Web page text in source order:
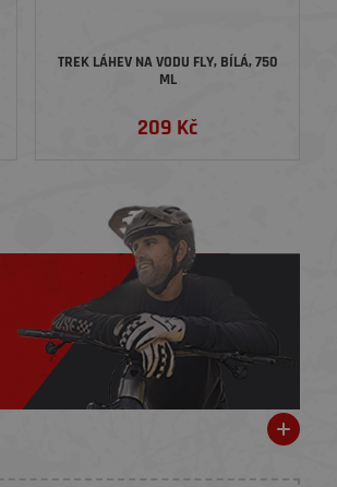
TREK LÁHEV NA VODU FLY, BÍLÁ, 750
ML
209 Kč